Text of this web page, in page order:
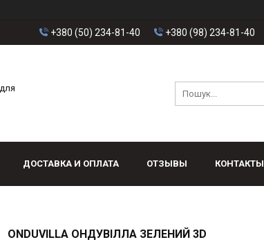
+380 (50) 234-81-40 +380 (98) 234-81-40
ДОСТАВКА И ОПЛАТА ОТЗЫВЫ КОНТАКТЫ
ONDUVILLA ОНДУВІЛЛА ЗЕЛЕНИЙ 3D